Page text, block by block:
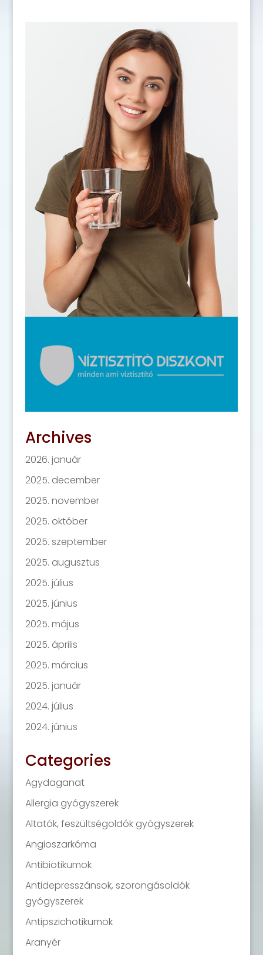
Archives
2026. január
2025. december
2025. november
2025. október
2025. szeptember
2025. augusztus
2025. július
2025. június
2025. május
2025. április
2025. március
2025. január
2024. július
2024. június
Categories
Agydaganat
Allergia gyógyszerek
Altatók, feszültségoldók gyógyszerek
Angioszarkóma
Antibiotikumok
Antidepresszánsok, szorongásoldók
gyógyszerek
Antipszichotikumok
Aranyér